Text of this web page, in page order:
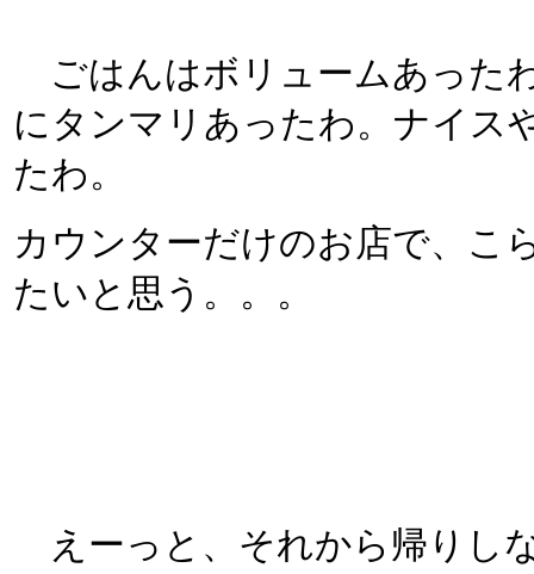
ごはんはボリュームあった
にタンマリあったわ。ナイス
たわ。
カウンターだけのお店で、こ
たいと思う。。。
えーっと、それから帰りし